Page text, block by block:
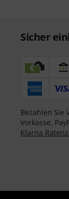
Sicher
Bezahlen
Vorkasse,
Klarna